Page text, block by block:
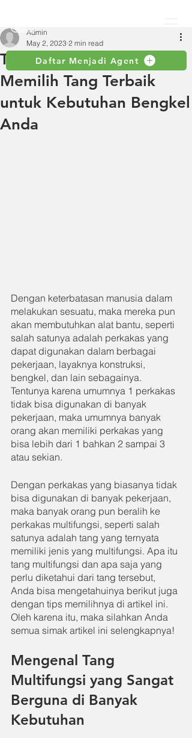
Daftar Menjadi Agent
Tang Multifungsi: Tips
Memilih Tang Terbaik
untuk Kebutuhan Bengkel
Anda
Admin
May 2, 2023 2 min read
Dengan keterbatasan manusia dalam
melakukan sesuatu, maka mereka pun
akan membutuhkan alat bantu, seperti
salah satunya adalah perkakas yang
dapat digunakan dalam berbagai
pekerjaan, layaknya konstruksi,
bengkel, dan lain sebagainya.
Tentunya karena umumnya 1 perkakas
tidak bisa digunakan di banyak
pekerjaan, maka umumnya banyak
orang akan memiliki perkakas yang
bisa lebih dari 1 bahkan 2 sampai 3
atau sekian.
Dengan perkakas yang biasanya tidak
bisa digunakan di banyak pekerjaan,
maka banyak orang pun beralih ke
perkakas multifungsi, seperti salah
satunya adalah tang yang ternyata
memiliki jenis yang multifungsi. Apa itu
tang multifungsi dan apa saja yang
perlu diketahui dari tang tersebut,
Anda bisa mengetahuinya berikut juga
dengan tips memilihnya di artikel ini.
Oleh karena itu, maka silahkan Anda
semua simak artikel ini selengkapnya!
Mengenal Tang
Multifungsi yang Sangat
Berguna di Banyak
Kebutuhan